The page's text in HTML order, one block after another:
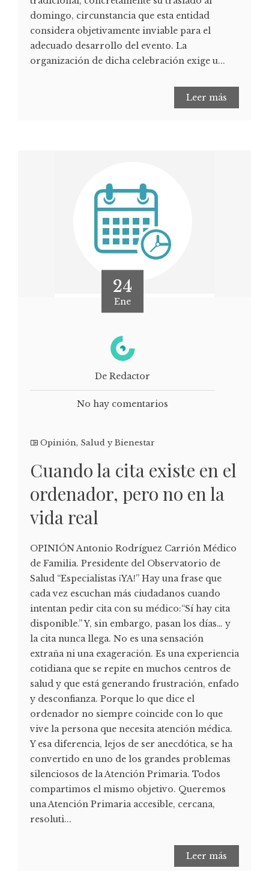
domingo, circunstancia que esta entidad
considera objetivamente inviable para el
adecuado desarrollo del evento. La
organización de dicha celebración exige u...
Leer más
24
Ene
De Redactor
No hay comentarios
Opinión, Salud y Bienestar
Cuando la cita existe en el
ordenador, pero no en la
vida real
OPINIÓN Antonio Rodríguez Carrión Médico
de Familia. Presidente del Observatorio de
Salud “Especialistas ¡YA!” Hay una frase que
cada vez escuchan más ciudadanos cuando
intentan pedir cita con su médico:“Sí hay cita
disponible.” Y, sin embargo, pasan los días… y
la cita nunca llega. No es una sensación
extraña ni una exageración. Es una experiencia
cotidiana que se repite en muchos centros de
salud y que está generando frustración, enfado
y desconfianza. Porque lo que dice el
ordenador no siempre coincide con lo que
vive la persona que necesita atención médica.
Y esa diferencia, lejos de ser anecdótica, se ha
convertido en uno de los grandes problemas
silenciosos de la Atención Primaria. Todos
compartimos el mismo objetivo. Queremos
una Atención Primaria accesible, cercana,
resoluti...
Leer más